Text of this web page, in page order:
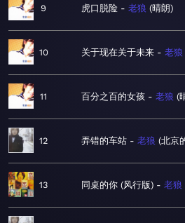
9 虎口脱险 老狼 晴朗
10 关于现在关于未来 老狼
11 百分之百的女孩 老狼
12 弄错的车站 老狼 北京
13 同桌的你 (风行版) 老狼